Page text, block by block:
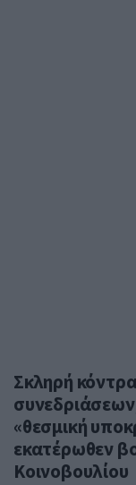
Σκληρή
«θεσμική
εκατέρωθεν
Κοινοβουλίου